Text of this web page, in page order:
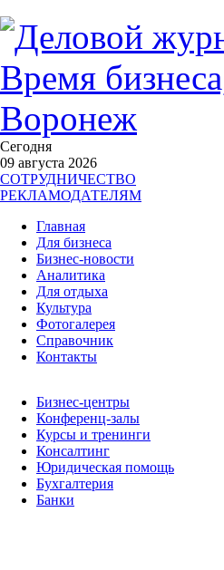
Сегодня
09 августа 2026
СОТРУДНИЧЕСТВО
РЕКЛАМОДАТЕЛЯМ
Главная
Для бизнеса
Бизнес-новости
Аналитика
Для отдыха
Культура
Фотогалерея
Справочник
Контакты
Бизнес-центры
Конференц-залы
Курсы и тренинги
Консалтинг
Юридическая помощь
Бухгалтерия
Банки